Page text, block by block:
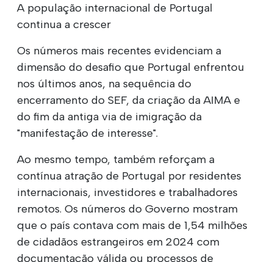
A população internacional de Portugal
continua a crescer
Os números mais recentes evidenciam a
dimensão do desafio que Portugal enfrentou
nos últimos anos, na sequência do
encerramento do SEF, da criação da AIMA e
do fim da antiga via de imigração da
"manifestação de interesse".
Ao mesmo tempo, também reforçam a
contínua atração de Portugal por residentes
internacionais, investidores e trabalhadores
remotos. Os números do Governo mostram
que o país contava com mais de 1,54 milhões
de cidadãos estrangeiros em 2024 com
documentação válida ou processos de